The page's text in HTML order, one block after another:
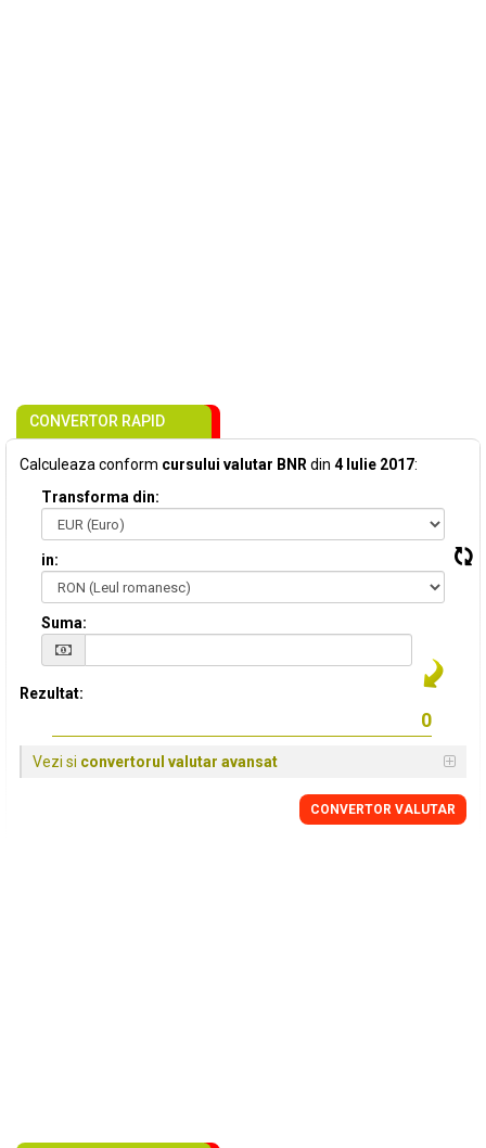
CONVERTOR RAPID
Calculeaza conform cursului valutar BNR din 4 Iulie 2017:
Transforma din:
in:
Suma:
Rezultat:
Vezi si convertorul valutar avansat
CONVERTOR VALUTAR